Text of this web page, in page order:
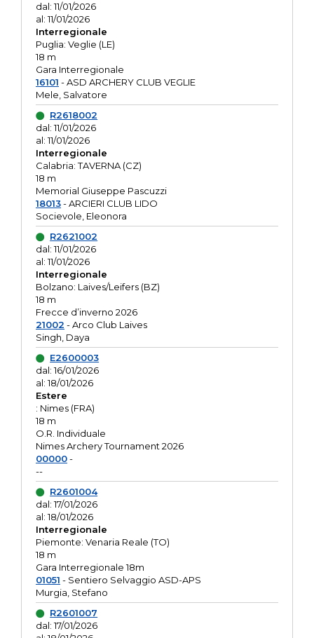
dal: 11/01/2026
al: 11/01/2026
Interregionale
Puglia: Veglie (LE)
18 m
Gara Interregionale
16101 - ASD ARCHERY CLUB VEGLIE
Mele, Salvatore
R2618002
dal: 11/01/2026
al: 11/01/2026
Interregionale
Calabria: TAVERNA (CZ)
18 m
Memorial Giuseppe Pascuzzi
18013- ARCIERI CLUB LIDO
Socievole, Eleonora
R2621002
dal: 11/01/2026
al: 11/01/2026
Interregionale
Bolzano: Laives/Leifers (BZ)
18 m
Frecce d’inverno 2026
21002 - Arco Club Laives
Singh, Daya
E2600003
dal: 16/01/2026
al: 18/01/2026
Estere
: Nimes (FRA)
18 m
O.R. Individuale
Nimes Archery Tournament 2026
00000-
--
R2601004
dal: 17/01/2026
al: 18/01/2026
Interregionale
Piemonte: Venaria Reale (TO)
18 m
Gara Interregionale 18m
01051 - Sentiero Selvaggio ASD-APS
Murgia, Stefano
R2601007
dal: 17/01/2026